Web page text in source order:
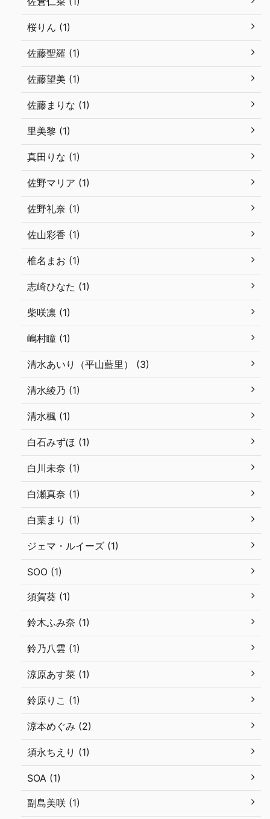
桜りん (1)
佐藤聖羅 (1)
佐藤望美 (1)
佐藤まりな (1)
里美黎 (1)
真田りな (1)
佐野マリア (1)
佐野礼奈 (1)
佐山彩香 (1)
椎名まお (1)
志崎ひなた (1)
柴咲凛 (1)
嶋村瞳 (1)
清水あいり（平山藍里） (3)
清水綾乃 (1)
清水楓 (1)
白石みずほ (1)
白川未奈 (1)
白瀬真奈 (1)
白葉まり (1)
ジェマ・ルイーズ (1)
SOO (1)
須賀葵 (1)
鈴木ふみ奈 (1)
鈴乃八雲 (1)
涼原あす菜 (1)
鈴原りこ (1)
涼本めぐみ (2)
須永ちえり (1)
SOA (1)
副島美咲 (1)